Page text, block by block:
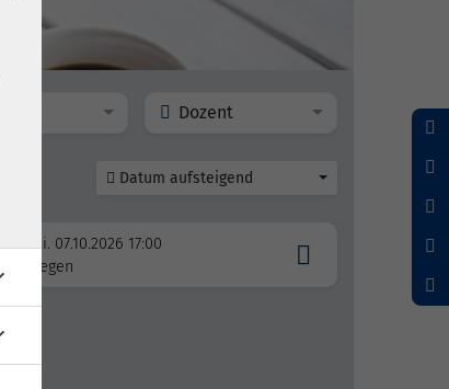
Dozent
Datum aufsteigend
Mi. 07.10.2026 17:00
Regen